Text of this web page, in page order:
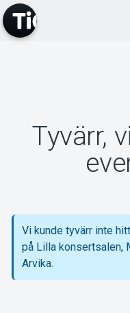
Tyvärr,
Vi kunde tyvärr inte
på Lilla konsertsalen,
Arvika.